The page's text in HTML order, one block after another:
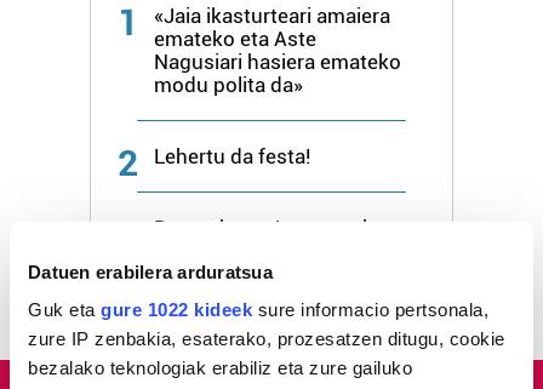
Datuen erabilera arduratsua
Guk eta gure 1022 kideek sure informacio pertsonala,
zure IP zenbakia, esaterako, prozesatzen ditugu, cookie
bezalako teknologiak erabiliz eta zure gailuko
1
«Jaia ikasturteari amaiera
emateko eta Aste
Nagusiari hasiera emateko
modu polita da»
2 Lehertu da festa!
Bagerak eta Jaraneroek
Nagusi Piratari